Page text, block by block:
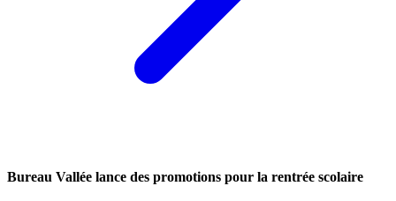
Bureau Vallée lance des promotions pour la rentrée scolaire